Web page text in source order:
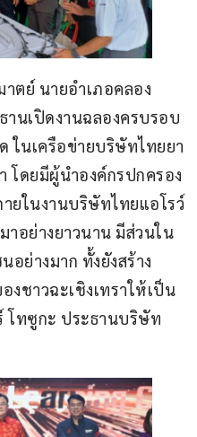
าตย์ นายอำเภอคลอง
านเปิดงานฉลองครบรอบ
ในเครือข่ายบริษัทไทยยา
โดยมีผู้นำองค์กรปกครอง
ยในงานบริษัทไทยแอโรว์
าอย่างยาวนาน มีส่วนใน
ย่างมาก ทั้งยังสร้าง
ชาวฉะเชิงเทราให้เป็น
โทซูกะ ประธานบริษัท